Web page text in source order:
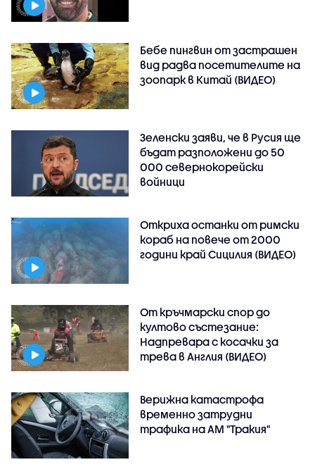
Бебе пингвин от застрашен
вид радва посетителите на
зоопарк в Китай (ВИДЕО)
Зеленски заяви, че в Русия ще
бъдат разположени до 50
000 севернокорейски
войници
Откриха останки от римски
кораб на повече от 2000
години край Сицилия (ВИДЕО)
От кръчмарски спор до
култово състезание:
Надпревара с косачки за
трева в Англия (ВИДЕО)
Верижна катастрофа
временно затрудни
трафика на АМ "Тракия"